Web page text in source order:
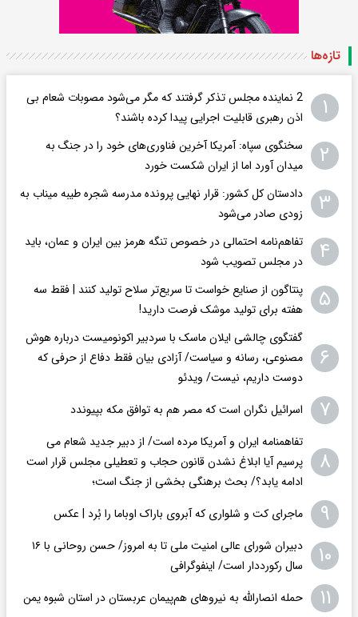
تازه‌ها
۱
2 نماینده مجلس تذکر گرفتند که مگر می‌شود مصوبات شعام بی
اذن رهبری قابلیت اجرایی پیدا کرده باشند؟
۲
سخنگوی سپاه: آمریکا آخرین فناوری‌های خود را در جنگ به
میدان آورد اما از ایران شکست خورد
۳
دادستان کل کشور: قرار نهایی پرونده مدرسه شجره طیبه میناب به
زودی صادر می‌شود
۴
تفاهم‌نامه احتمالی در خصوص تنگه هرمز بین ایران و عمان، باید
در مجلس تصویب شود
۵
پنتاگون از صنایع خواست تا سریع‌تر سلاح تولید کنند | فقط سه
هفته برای تولید موشک فرصت دارید!
۶
گفتگوی چالشی ایلان ماسک با سردبیر اکونومیست درباره هوش
مصنوعی، رسانه و سیاست/ آزادی بیان فقط دفاع از حرفی که
دوست داریم، نیست/ ویدئو
۷ اسرائیل نگران است که مصر هم به توافق مکه بپیوندد
۸
تفاهمنامه ایران و آمریکا مرده است/ از دبیر جدید شعام می
پرسیم آیا ابلاغ نشدن قانون حجاب و تعطیلی مجلس قرار است
ادامه یابد؟/ بحث برهنگی بخشی از جنگ است؛
۹ ماجرای کت و شلواری که آبروی باراک اوباما را بُرد | عکس
۱۰
دبیران شورای عالی امنیت ملی تا به امروز/ حسن روحانی با ۱۶
سال رکورددار است/ اینفوگرافی
۱۱ حمله انصارالله به نیروهای هم‌پیمان عربستان در استان شبوه یمن